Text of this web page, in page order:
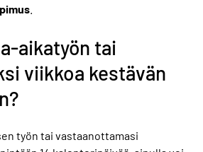
aikatyön tai
viikkoa kestävän
työn tai vastaanottamasi